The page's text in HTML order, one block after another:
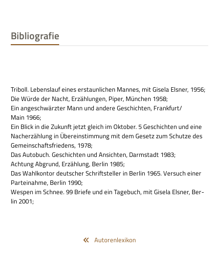
Bibliografie
Tri­boll. Lebens­lauf eines erstaun­li­chen Man­nes, mit Gisela Els­ner, 1956;
Die Würde der Nacht, Erzäh­lun­gen, Piper, Mün­chen 1958;
Ein ange­schwärz­ter Mann und andere Geschich­ten, Frankfurt/
Main 1966;
Ein Blick in die Zukunft jetzt gleich im Okto­ber. 5 Geschich­ten und eine
Nach­er­zäh­lung in Über­ein­stim­mung mit dem Gesetz zum Schutze des
Gemein­schafts­frie­dens, 1978;
Das Auto­buch. Geschich­ten und Ansich­ten, Darm­stadt 1983;
Ach­tung Abgrund, Erzäh­lung, Ber­lin 1985;
Das Wahl­kon­tor deut­scher Schrift­stel­ler in Ber­lin 1965. Ver­such einer
Par­tei­nahme, Ber­lin 1990;
Wes­pen im Schnee. 99 Briefe und ein Tage­buch, mit Gisela Els­ner, Ber­
lin 2001;
Autorenlexikon